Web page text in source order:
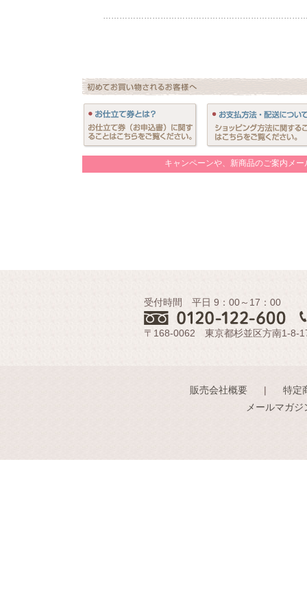
キャンペーンや、新商品のご案内メ
受付時間 平日 9：00～17：00
〒168-0062 東京都杉並区方南1-8-
販売会社概要
特定
メールマガ